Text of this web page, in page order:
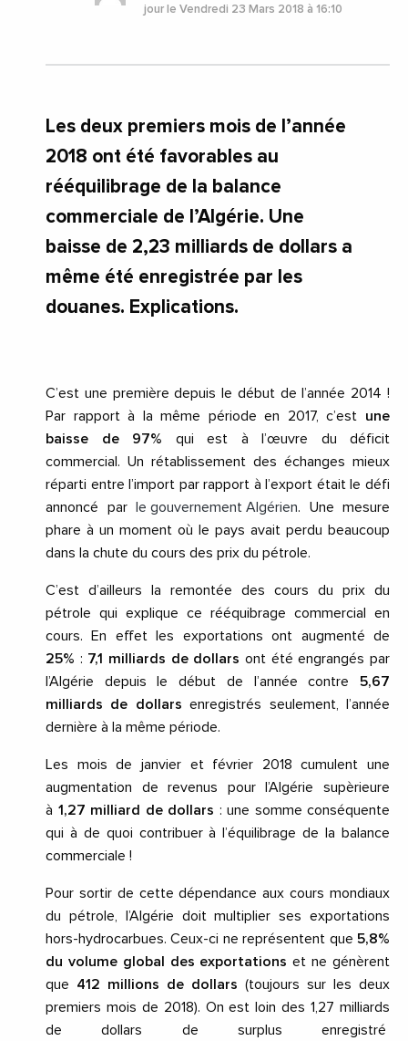
jour le Vendredi 23 Mars 2018 à 16:10
Les deux premiers mois de l’année
2018 ont été favorables au
rééquilibrage de la balance
commerciale de l’Algérie. Une
baisse de 2,23 milliards de dollars a
même été enregistrée par les
douanes. Explications.
C’est une première depuis le début de l’année 2014 !
Par rapport à la même période en 2017, c’est une
baisse de 97% qui est à l’œuvre du déficit
commercial. Un rétablissement des échanges mieux
réparti entre l’import par rapport à l’export était le défi
annoncé par
le gouvernement Algérien. Une mesure
phare à un moment où le pays avait perdu beaucoup
dans la chute du cours des prix du pétrole.
C’est d’ailleurs la remontée des cours du prix du
pétrole qui explique ce rééquibrage commercial en
cours. En effet les exportations ont augmenté de
25% : 7,1 milliards de dollars ont été engrangés par
l’Algérie depuis le début de l’année contre 5,67
milliards de dollars enregistrés seulement, l’année
dernière à la même période.
Les mois de janvier et février 2018 cumulent une
augmentation de revenus pour l’Algérie supèrieure
à 1,27 milliard de dollars : une somme conséquente
qui à de quoi contribuer à l’équilibrage de la balance
commerciale !
Pour sortir de cette dépendance aux cours mondiaux
du pétrole, l’Algérie doit multiplier ses exportations
hors-hydrocarbues. Ceux-ci ne représentent que 5,8%
du volume global des exportations et ne génèrent
que 412 millions de dollars (toujours sur les deux
premiers mois de 2018). On est loin des 1,27 milliards
de dollars de surplus enregistré